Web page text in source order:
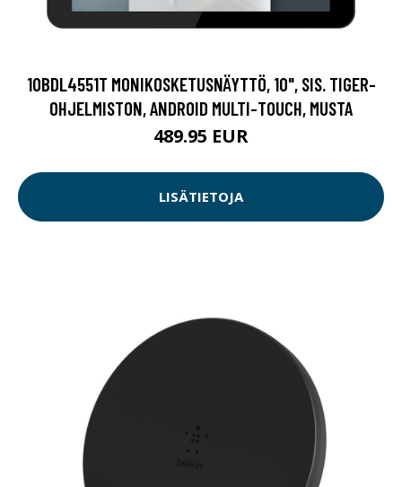
10BDL4551T MONIKOSKETUSNÄYTTÖ, 10", SIS. TIGER-
OHJELMISTON, ANDROID MULTI-TOUCH, MUSTA
489.95 EUR
LISÄTIETOJA